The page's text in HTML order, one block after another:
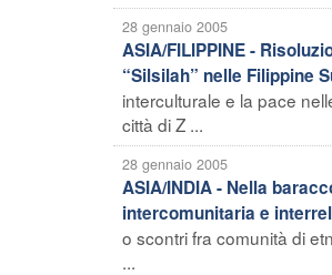
28 gennaio 2005
ASIA/FILIPPINE -
“Silsilah” nelle Filippine
interculturale e la pace
città di Z ...
28 gennaio 2005
ASIA/INDIA - Nella
intercomunitaria e
o scontri fra comunità di
...